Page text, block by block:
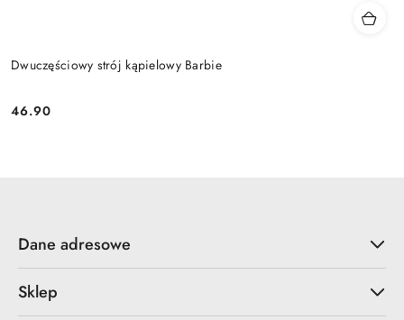
Dwuczęściowy strój kąpielowy Barbie
Cena:
46.90
Dane adresowe
Sklep